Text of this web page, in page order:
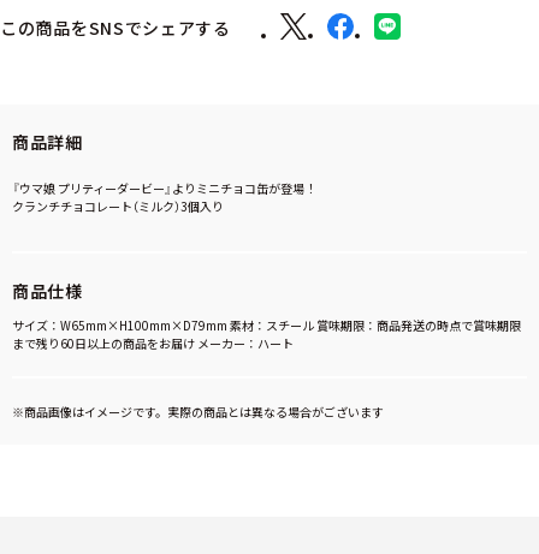
この商品をSNSでシェアする
商品詳細
『ウマ娘 プリティーダービー』よりミニチョコ缶が登場！
クランチチョコレート（ミルク）3個入り
商品仕様
サイズ：W65mm×H100mm×D79mm 素材：スチール 賞味期限：商品発送の時点で賞味期限
まで残り60日以上の商品をお届け メーカー：ハート
※商品画像はイメージです。実際の商品とは異なる場合がございます